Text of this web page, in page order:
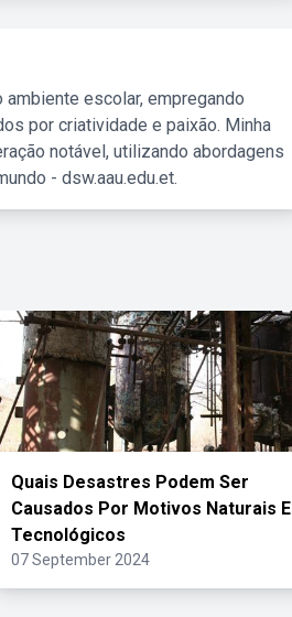
escolar, empregando
por criatividade e paixão. Minha
notável, utilizando abordagens
- dsw.aau.edu.et.
Quais Desastres Podem Ser
Causados Por Motivos Naturais E
Tecnológicos
07 September 2024